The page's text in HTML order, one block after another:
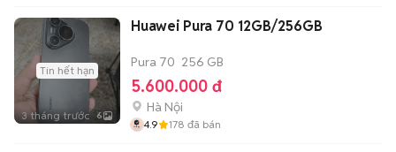
Tin hết hạn
3 tháng trước 6
Huawei Pura 70 12GB/256GB
Pura 70 256 GB
5.600.000 đ
Hà Nội
4.9 178 đã bán